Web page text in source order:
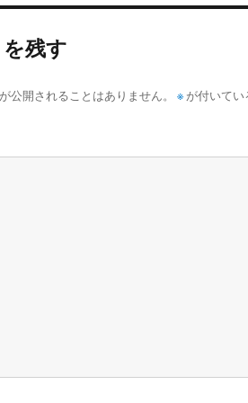
残す
公開されることはありません。 ※ が付いて